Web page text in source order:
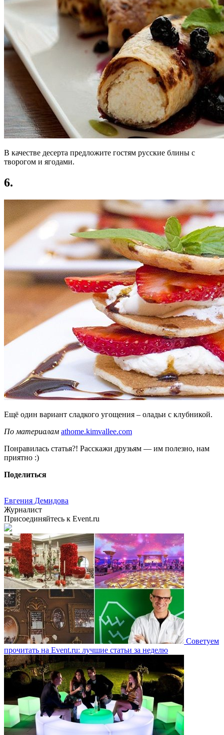
В качестве десерта предложите гостям русские блины с
творогом и ягодами.
6.
Ещё один вариант сладкого угощения – оладьи с клубникой.
По материалам athome.kimvallee.com
Понравилась статья?! Расскажи друзьям — им полезно, нам
приятно :)
Поделиться
Евгения Демидова
Журналист
Присоединяйтесь к Event.ru
Советуем
прочитать на Event.ru: лучшие статьи за неделю